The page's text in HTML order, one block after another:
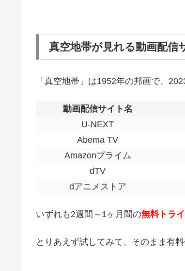
真空地帯が見れる動画配信
「真空地帯」は1952年の邦画で、
動画配信サイト名
U-NEXT
Abema TV
Amazonプライム
dTV
dアニメストア
いずれも2週間～1ヶ月間の無料トラ
とりあえず試してみて、そのまま有